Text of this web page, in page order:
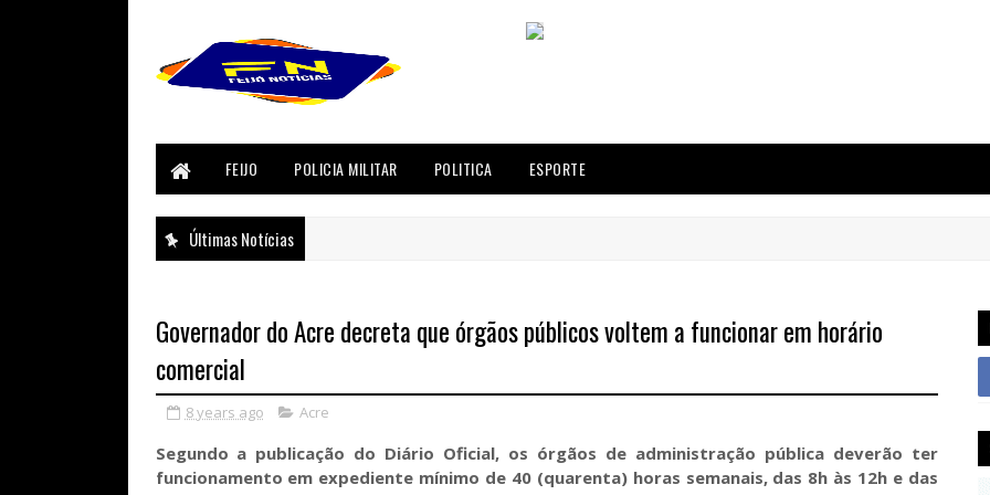
FEIJO POLICIA MILITAR POLITICA ESPORTE
Últimas Notícias
Governador do Acre decreta que órgãos públicos voltem a funcionar em horário
comercial
8 years ago Acre
Segundo a publicação do Diário Oficial, os órgãos de administração pública deverão ter
funcionamento em expediente mínimo de 40 (quarenta) horas semanais, das 8h às 12h e das